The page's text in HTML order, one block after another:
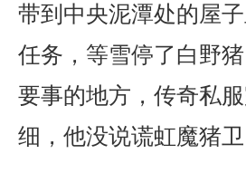
带到中央泥潭处的屋
任务，等雪停了白野
要事的地方，传奇私
细，他没说谎虹魔猪卫